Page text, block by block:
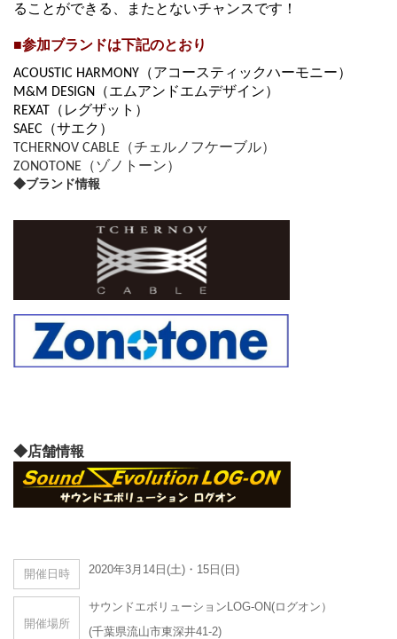
ることができる、またとないチャンスです！
■参加ブランドは下記のとおり
ACOUSTIC HARMONY（アコースティックハーモニー）
M&M DESIGN（エムアンドエムデザイン）
REXAT（レグザット）
SAEC（サエク）
TCHERNOV CABLE（チェルノフケーブル）
ZONOTONE（ゾノトーン）
◆ブランド情報
◆店舗情報
開催日時 2020年3月14日(土)・15日(日)
開催場所
サウンドエボリューションLOG-ON(ログオン）
(千葉県流山市東深井41-2)